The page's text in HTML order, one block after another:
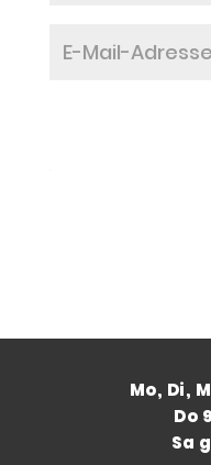
Mo, Di,
Do
Sa